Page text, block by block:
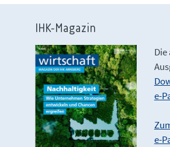
IHK-Magazin
e-
e-